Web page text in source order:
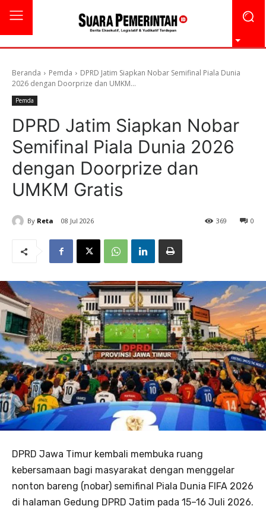
Beranda Pemda
DPRD Jatim Siapkan Nobar Semifinal Piala Dunia
2026 dengan Doorprize dan UMKM...
Pemda
DPRD Jatim Siapkan Nobar
Semifinal Piala Dunia 2026
dengan Doorprize dan
UMKM Gratis
By Reta 08 Jul 2026 0
369
DPRD Jawa Timur kembali membuka ruang
kebersamaan bagi masyarakat dengan menggelar
nonton bareng (nobar) semifinal Piala Dunia FIFA 2026
di halaman Gedung DPRD Jatim pada 15–16 Juli 2026.